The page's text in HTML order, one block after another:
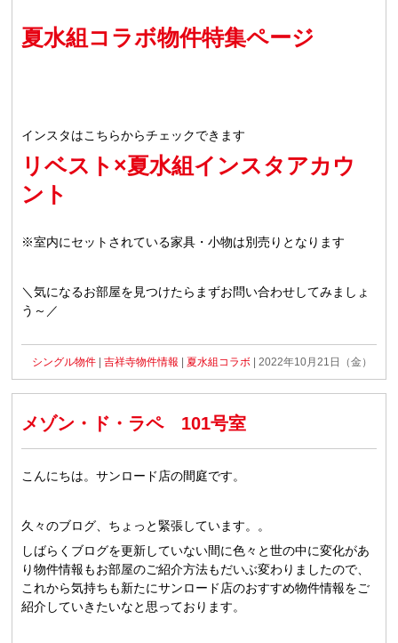
夏水組コラボ物件特集ページ
インスタはこちらからチェックできます
リベスト×夏水組インスタアカウ
ント
※室内にセットされている家具・小物は別売りとなります
＼気になるお部屋を見つけたらまずお問い合わせしてみましょ
う～／
シングル物件 吉祥寺物件情報 夏水組コラボ | 2022年10月21日（金）
メゾン・ド・ラペ 101号室
こんにちは。サンロード店の間庭です。
久々のブログ、ちょっと緊張しています。。
しばらくブログを更新していない間に色々と世の中に変化があ
り物件情報もお部屋のご紹介方法もだいぶ変わりましたので、
これから気持ちも新たにサンロード店のおすすめ物件情報をご
紹介していきたいなと思っております。